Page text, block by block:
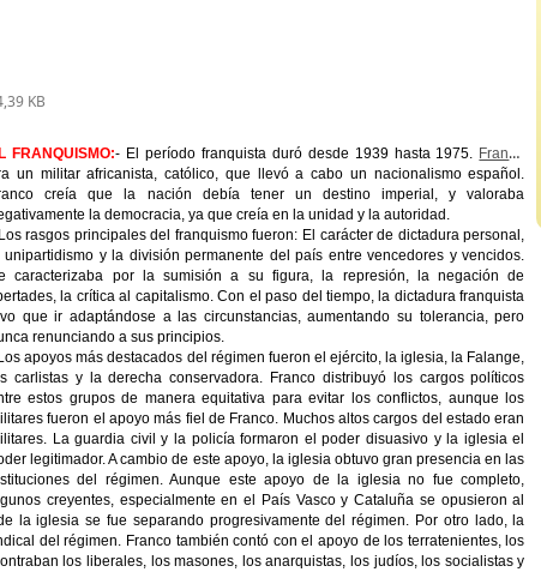
KB
FRANQUISMO:- El período franquista duró desde 1939 hasta 1975. Franco
un militar africanista, católico, que llevó a cabo un nacionalismo español.
creía que la nación debía tener un destino imperial, y valoraba
la democracia, ya que creía en la unidad y la autoridad.
rasgos principales del franquismo fueron: El carácter de dictadura personal,
unipartidismo y la división permanente del país entre vencedores y vencidos.
caracterizaba por la sumisión a su figura, la represión, la negación de
la crítica al capitalismo. Con el paso del tiempo, la dictadura franquista
que ir adaptándose a las circunstancias, aumentando su tolerancia, pero
renunciando a sus principios.
apoyos más destacados del régimen fueron el ejército, la iglesia, la Falange,
carlistas y la derecha conservadora. Franco distribuyó los cargos políticos
estos grupos de manera equitativa para evitar los conflictos, aunque los
fueron el apoyo más fiel de Franco. Muchos altos cargos del estado eran
La guardia civil y la policía formaron el poder disuasivo y la iglesia el
legitimador. A cambio de este apoyo, la iglesia obtuvo gran presencia en las
del régimen. Aunque este apoyo de la iglesia no fue completo,
creyentes, especialmente en el País Vasco y Cataluña se opusieron al
la iglesia se fue separando progresivamente del régimen. Por otro lado, la
del régimen. Franco también contó con el apoyo de los terratenientes, los
los liberales, los masones, los anarquistas, los judíos, los socialistas y